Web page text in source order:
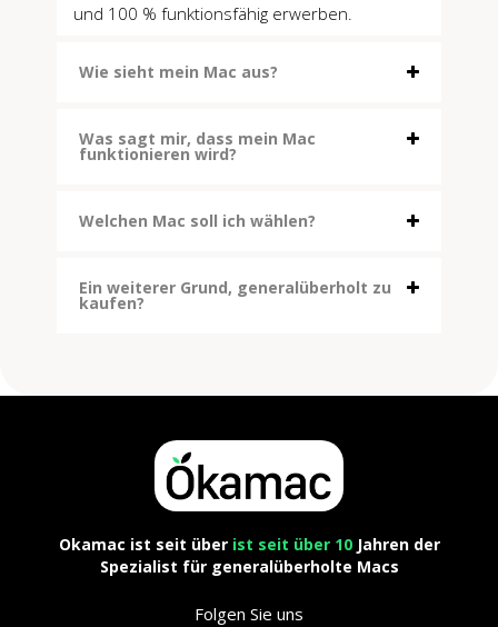
und 100 % funktionsfähig erwerben.
Wie sieht mein Mac aus?
Was sagt mir, dass mein Mac
funktionieren wird?
Welchen Mac soll ich wählen?
Ein weiterer Grund, generalüberholt zu
kaufen?
Okamac ist seit über ist seit über 10 Jahren der
Spezialist für generalüberholte Macs
Folgen Sie uns